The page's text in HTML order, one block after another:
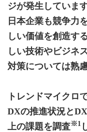
ジが発生しています
日本企業も競争力
しい価値を創造す
しい技術やビジネ
対策については熟
トレンドマイクロ
DXの推進状況と
上の課題を調査※1